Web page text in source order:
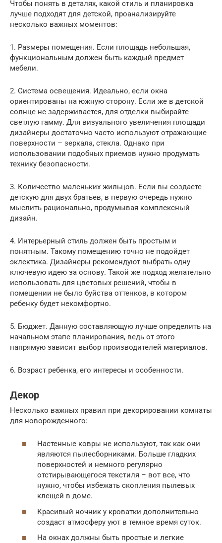
Чтобы понять в деталях, какой стиль и планировка
лучше подходят для детской, проанализируйте
несколько важных моментов:
1. Размеры помещения. Если площадь небольшая,
функциональным должен быть каждый предмет
мебели.
2. Система освещения. Идеально, если окна
ориентированы на южную сторону. Если же в детской
солнце не задерживается, для отделки выбирайте
светлую гамму. Для визуального увеличения площади
дизайнеры достаточно часто используют отражающие
поверхности – зеркала, стекла. Однако при
использовании подобных приемов нужно продумать
технику безопасности.
3. Количество маленьких жильцов. Если вы создаете
детскую для двух братьев, в первую очередь нужно
мыслить рационально, продумывая комплексный
дизайн.
4. Интерьерный стиль должен быть простым и
понятным. Такому помещению точно не подойдет
эклектика. Дизайнеры рекомендуют выбрать одну
ключевую идею за основу. Такой же подход желательно
использовать для цветовых решений, чтобы в
помещении не было буйства оттенков, в котором
ребенку будет некомфортно.
5. Бюджет. Данную составляющую лучше определить на
начальном этапе планирования, ведь от этого
напрямую зависит выбор производителей материалов.
6. Возраст ребенка, его интересы и особенности.
Декор
Несколько важных правил при декорировании комнаты
для новорожденного:
Настенные ковры не используют, так как они
являются пылесборниками. Больше гладких
поверхностей и немного регулярно
отстирывающегося текстиля – вот все, что
нужно, чтобы избежать скопления пылевых
клещей в доме.
Красивый ночник у кроватки дополнительно
создаст атмосферу уют в темное время суток.
На окнах должны быть простые и легкие